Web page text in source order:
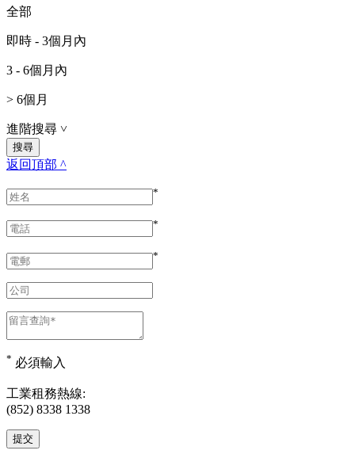
全部
即時 - 3個月內
3 - 6個月內
> 6個月
進階搜尋 ˅
返回頂部 ^
*
*
*
* 必須輸入
工業租務熱線:
(852) 8338 1338